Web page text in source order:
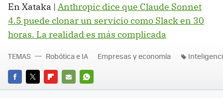
En Xataka | Anthropic dice que Claude Sonnet
4.5 puede clonar un servicio como Slack en 30
horas. La realidad es más complicada
FACEBOOK
TWITTERFLIPBOARD
E-
WHATSAPP
TEMAS Robótica e IA Empresas y economía